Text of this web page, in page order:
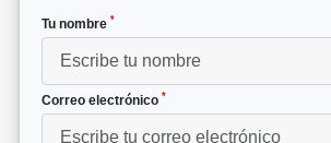
Tu nombre *
Correo electrónico *